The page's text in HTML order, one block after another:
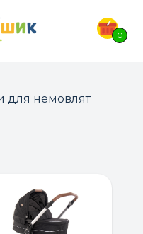
0
для немовлят